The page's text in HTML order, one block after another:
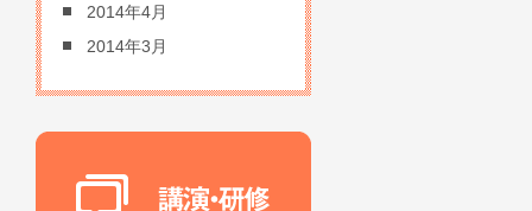
2014年4月
2014年3月